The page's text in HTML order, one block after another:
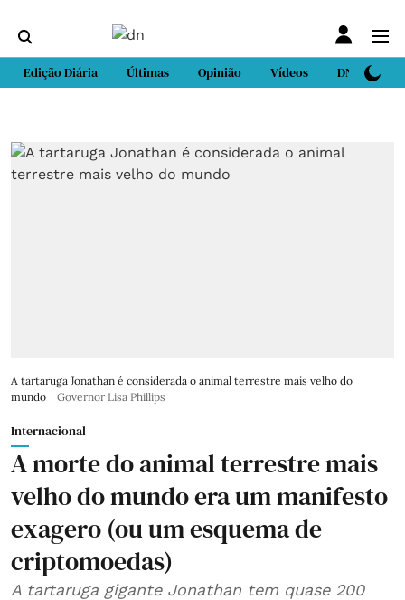
Edição Diária Últimas Opinião Vídeos DN Sport
A tartaruga Jonathan é considerada o animal terrestre mais velho do
mundo
Governor Lisa Phillips
Internacional
A morte do animal terrestre mais
velho do mundo era um manifesto
exagero (ou um esquema de
criptomoedas)
A tartaruga gigante Jonathan tem quase 200